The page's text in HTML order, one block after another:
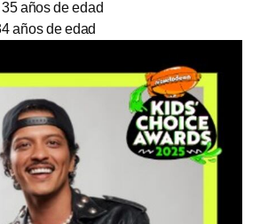
años de edad
años de edad